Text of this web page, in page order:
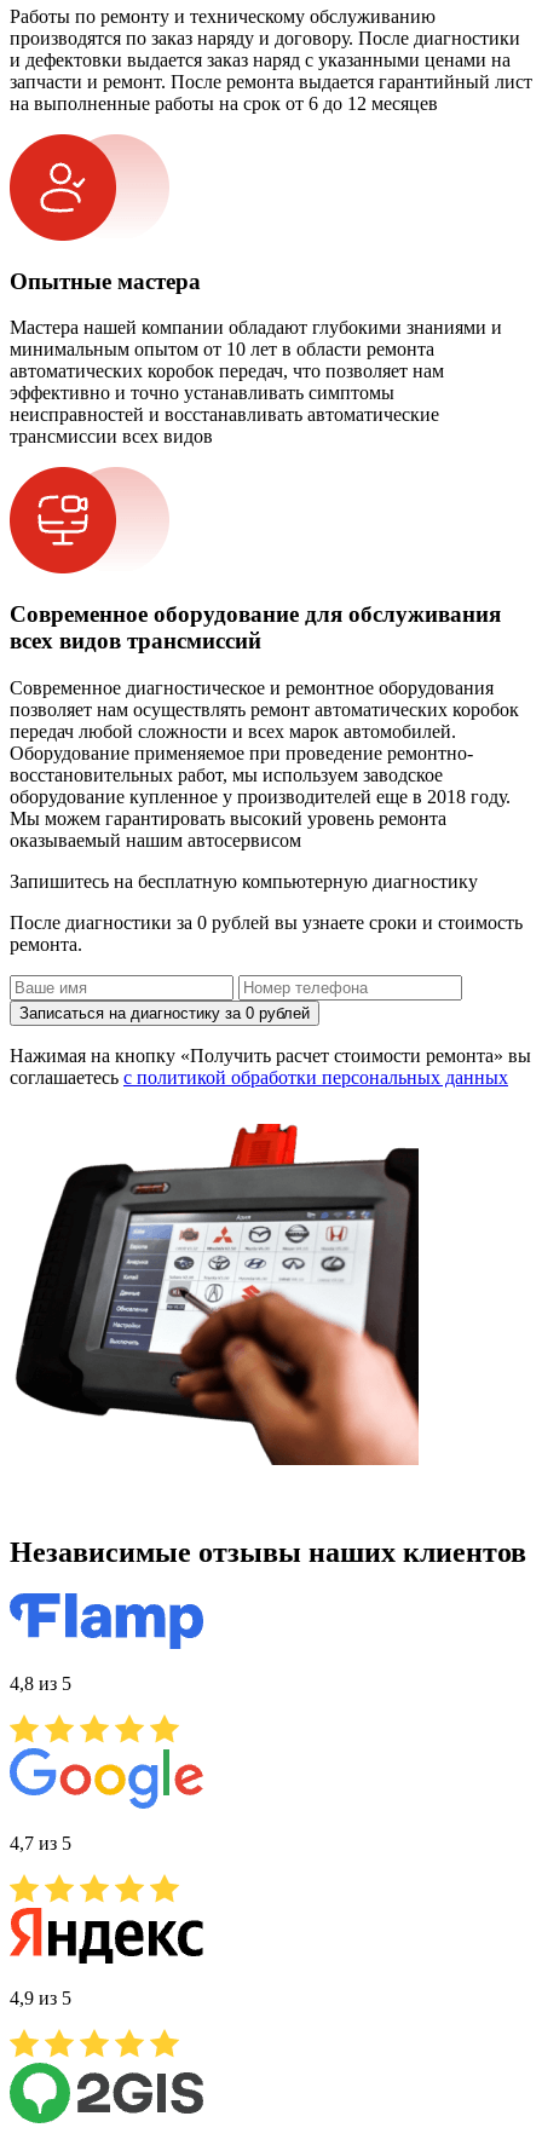
Работы по ремонту и техническому обслуживанию
производятся по заказ наряду и договору. После диагностики
и дефектовки выдается заказ наряд с указанными ценами на
запчасти и ремонт. После ремонта выдается гарантийный лист
на выполненные работы на срок от 6 до 12 месяцев
Опытные мастера
Мастера нашей компании обладают глубокими знаниями и
минимальным опытом от 10 лет в области ремонта
автоматических коробок передач, что позволяет нам
эффективно и точно устанавливать симптомы
неисправностей и восстанавливать автоматические
трансмиссии всех видов
Современное оборудование для обслуживания
всех видов трансмиссий
Современное диагностическое и ремонтное оборудования
позволяет нам осуществлять ремонт автоматических коробок
передач любой сложности и всех марок автомобилей.
Оборудование применяемое при проведение ремонтно-
восстановительных работ, мы используем заводское
оборудование купленное у производителей еще в 2018 году.
Мы можем гарантировать высокий уровень ремонта
оказываемый нашим автосервисом
Запишитесь на бесплатную компьютерную диагностику
После диагностики за 0 рублей вы узнаете сроки и стоимость
ремонта.
Записаться на диагностику за 0 рублей
Нажимая на кнопку «Получить расчет стоимости ремонта» вы
соглашаетесь с политикой обработки персональных данных
Независимые отзывы наших клиентов
4,8 из 5
4,7 из 5
4,9 из 5